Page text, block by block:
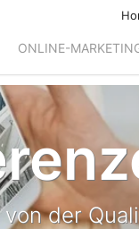
ONLINE-
der